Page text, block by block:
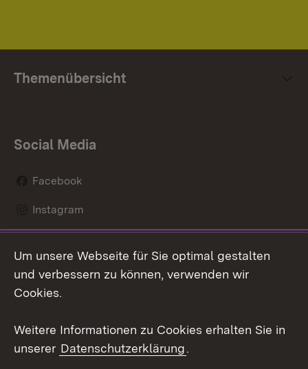
Themenübersicht
Social Media
Facebook
Instagram
Social Wall
Youtube
Kontakt
Datenschutz
Um unsere Webseite für Sie optimal gestalten
und verbessern zu können, verwenden wir
Cookies.
Weitere Informationen zu Cookies erhalten Sie in
unserer Datenschutzerklärung.